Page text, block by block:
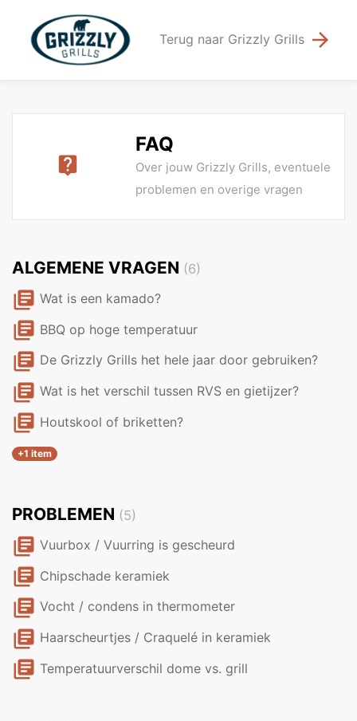
Terug naar Grizzly Grills arrow_forward
live_help
FAQ
Over jouw Grizzly Grills, eventuele
problemen en overige vragen
ALGEMENE VRAGEN (6)
library_books Wat is een kamado?
library_books BBQ op hoge temperatuur
library_books De Grizzly Grills het hele jaar door gebruiken?
library_books Wat is het verschil tussen RVS en gietijzer?
library_books Houtskool of briketten?
+1 item
PROBLEMEN (5)
library_books Vuurbox / Vuurring is gescheurd
library_books Chipschade keramiek
library_books Vocht / condens in thermometer
library_books Haarscheurtjes / Craquelé in keramiek
library_books Temperatuurverschil dome vs. grill